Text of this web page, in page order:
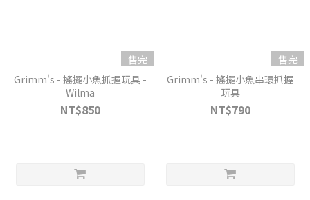
售完
Grimm's - 搖擺小魚抓握玩具 -
Wilma
NT$850
售完
Grimm's - 搖擺小魚串環抓握
玩具
NT$790